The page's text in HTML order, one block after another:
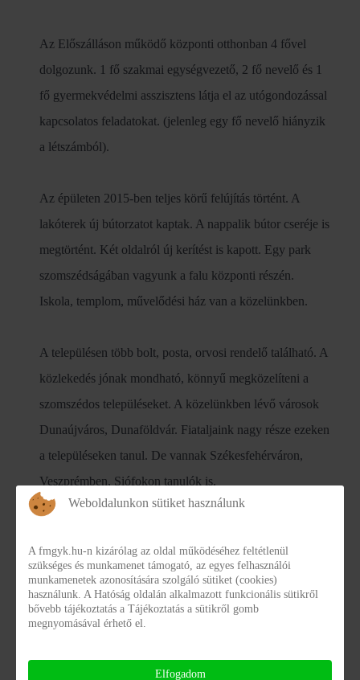
Az Előszálláson működő központi otthonban 4 fővel
dolgozunk. 1 fő szakmai egységvezető, 2 fő nevelő és 1
fő gyermekvédelmi asszisztens látja el az utógondozással
kapcsolatos feladatokat. (jelenleg egy fő nevelő hiányzik
a létszámból).
Az épületen 2015-ben teljes körű felújítás történt. A
lakóterek új bútorzatot kaptak. A nappalik bútor cseréje is
megtörtént. Két oldalról új kerítést is kapott. Egy park
szomszédságában vagyunk a falu központi részén.
Iskola, templom, művelődési ház van a közelünkben.
A településen több bolt, posta, orvosi rendelő található. A
közlekedés jónak mondható, könnyű megközelíteni a
szomszédos településeket. A közelünkben lévő városok
Dunaújváros, Dunaföldvár. Fiataljaink nagy része ezeken
a településeken tanul. De vannak Székesfehérváron,
Veszprémben, Siófokon tanulók is.
gondozott gyerekek így a település már megszokta és
elfogadta őket. Több fiatal felnőtt kikerülése után itt
telepedett le, itt alapított családot és itt járatja iskolába a
Weboldalunkon sütiket használunk
A fmgyk.hu-n kizárólag az oldal működéséhez feltétlenül
szükséges és munkamenet támogató, az egyes felhasználói
munkamenetek azonosítására szolgáló sütiket (cookies)
használunk. A Hatóság oldalán alkalmazott funkcionális sütikről
bővebb tájékoztatás a Tájékoztatás a sütikről gomb
megnyomásával érhető el.
Elfogadom